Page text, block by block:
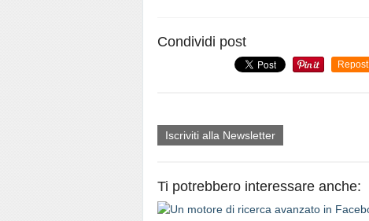
Condividi post
Repost
Iscriviti alla Newsletter
Ti potrebbero interessare anche: